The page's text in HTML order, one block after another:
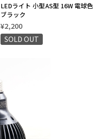
LEDライト 小型AS型 16W 電球色
ブラック
¥2,200
SOLD OUT